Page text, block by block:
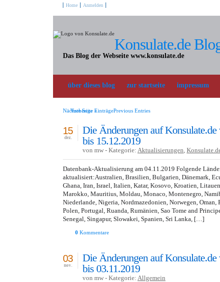
Konsulate.de
Das Blog der Webseite www.konsulate.de
Home Anmelden
über dieses blog zur startseite impressum
Vorherige EinträgePrevious Entries
Nächste Seite »
Die Änderungen auf
bis 15.12.2019
15
dez.
von mw - Kategorie: Aktualisierungen,
Datenbank-Aktualisierung am 04.11.2019 Folgende
aktualisiert:Australien, Brasilien, Bulgarien, Dänemark,
Ghana, Iran, Israel, Italien, Katar, Kosovo, Kroatien,
Marokko, Mauritius, Moldau, Monaco, Montenegro,
Niederlande, Nigeria, Nordmazedonien, Norwegen, Oman,
Polen, Portugal, Ruanda, Rumänien, Sao Tome and
Senegal, Singapur, Slowakei, Spanien, Sri Lanka, […]
0 Kommentare
Die Änderungen auf
bis 03.11.2019
03
nov.
von mw - Kategorie: Allgemein